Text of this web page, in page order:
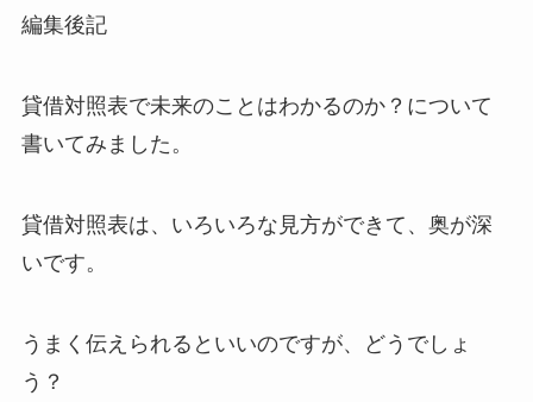
編集後記
貸借対照表で未来のことはわかるのか？について
書いてみました。
貸借対照表は、いろいろな見方ができて、奥が深
いです。
うまく伝えられるといいのですが、どうでしょ
う？